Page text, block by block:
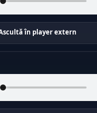
în player extern